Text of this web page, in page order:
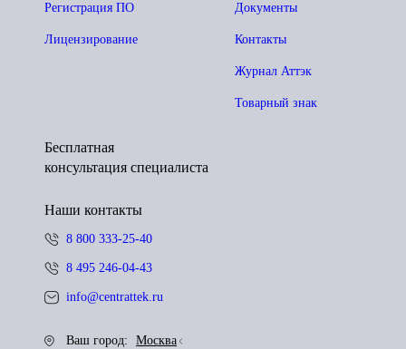
Документы
Контакты
Журнал Аттэк
Товарный знак
Регистрация ПО
Лицензирование
Бесплатная
консультация специалиста
Наши контакты
8 800 333-25-40
8 495 246-04-43
info@centrattek.ru
Ваш город:
Москва